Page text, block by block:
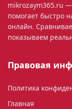
mikrozaym365.ru
помогает быстро
онлайн.
показываем
Правовая
Политика
Главная